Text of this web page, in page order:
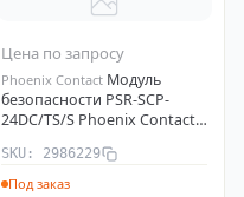
Цена по запросу
Phoenix Contact Модуль
безопасности PSR-SCP-
24DC/TS/S Phoenix Contact
SKU: 2986229
Под заказ